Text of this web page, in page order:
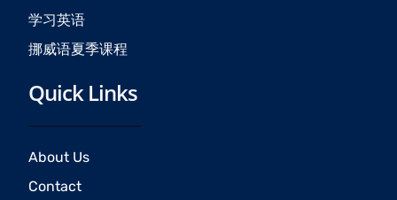
学习英语
挪威语夏季课程
Quick Links
About Us
Contact